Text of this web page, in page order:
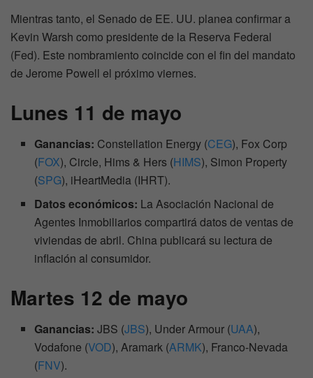
Mientras tanto, el Senado de EE. UU. planea confirmar a
Kevin Warsh como presidente de la Reserva Federal
(Fed). Este nombramiento coincide con el fin del mandato
de Jerome Powell el próximo viernes.
Lunes 11 de mayo
Ganancias: Constellation Energy (CEG), Fox Corp
(FOX), Circle, Hims & Hers (HIMS), Simon Property
(SPG), iHeartMedia (IHRT).
Datos económicos: La Asociación Nacional de
Agentes Inmobiliarios compartirá datos de ventas de
viviendas de abril. China publicará su lectura de
inflación al consumidor.
Martes 12 de mayo
Ganancias: JBS (JBS), Under Armour (UAA),
Vodafone (VOD), Aramark (ARMK), Franco-Nevada
(FNV).